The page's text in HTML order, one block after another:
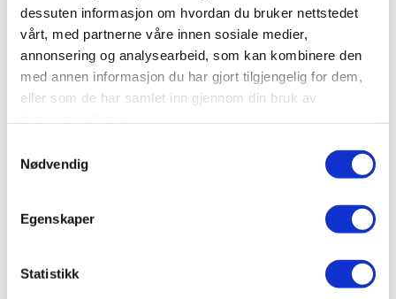
dessuten informasjon om hvordan du bruker nettstedet
vårt, med partnerne våre innen sosiale medier,
annonsering og analysearbeid, som kan kombinere den
med annen informasjon du har gjort tilgjengelig for dem,
eller som de har samlet inn gjennom din bruk av
Nødvendig
Egenskaper
Statistikk
Nettside
www.miljorent.no
Ta kontakt
47357966
Klikk her for å be om redigeringstilgang